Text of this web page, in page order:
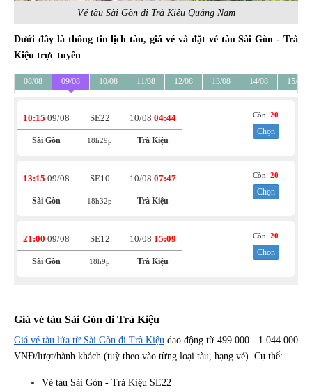
Vé tàu Sài Gòn đi Trà Kiệu Quảng Nam
Dưới đây là thông tin lịch tàu, giá vé và đặt vé tàu Sài Gòn - Trà
Kiệu trực tuyến:
08/08 09/08 10/08 11/08 12/08 13/08 14/08 15/08
10:15 09/08
Sài Gòn
SE22
18h29p
10/08 04:44
Trà Kiệu
Còn:20
Chọn
13:15 09/08
Sài Gòn
SE10
18h32p
10/08 07:47
Trà Kiệu
Còn:20
Chọn
21:00 09/08
Sài Gòn
SE12
18h9p
10/08 15:09
Trà Kiệu
Còn:20
Chọn
Giá vé tàu Sài Gòn đi Trà Kiệu
Giá vé tàu lửa từ Sài Gòn đi Trà Kiệu dao động từ 499.000 - 1.044.000
VNĐ/lượt/hành khách (tuỳ theo vào từng loại tàu, hạng vé). Cụ thể:
Vé tàu Sài Gòn - Trà Kiệu SE22